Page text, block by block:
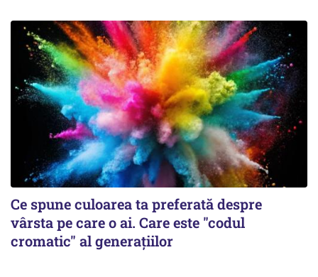
Ce spune culoarea ta preferată despre
vârsta pe care o ai. Care este "codul
cromatic" al generațiilor